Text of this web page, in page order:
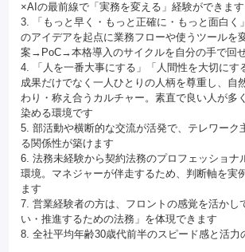
×AIの最前線で「実務を変える」経験ができます
3. 「もっと早く・もっと正確に・もっと面白く
のアイデアを起点に業務フローや使うツールを
案→PoC→本格導入のサイクルを自分の手で回
4. 「人を一番大事にする」「人間性を大切にす
成果だけでなく一人ひとりの人柄を尊重し、自
わり・称え合うカルチャー。素直で良い人が多
染める環境です
5. 部活動や横断的な交流が活発で、テレワーク
る関係性が築けます
6. 法務未経験から契約法務のプロフェッショナ
環境。マネジャーが伴走するため、判断軸を実
ます
7. 営業経験者の方は、フロントの感覚を活かし
い・推進するための法務」を体現できます
8. 全社平均年齢30歳代前半のスピード感と活力